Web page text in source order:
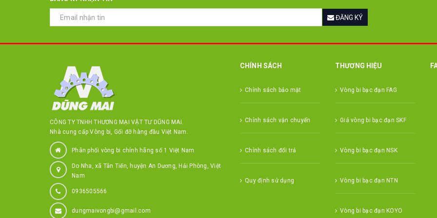
ĐĂNG KÝ
CÔNG TY TNHH THƯƠNG MẠI VẬT TƯ DŨNG MAI.
Nhà cung cấp Vòng bi, Gối đỡ hàng đầu Việt Nam.
Phân phối vòng bi chính hãng số 1 Việt Nam
Do Nha, xã Tân Tiến, huyện An Dương, Hải Phòng, Việt
Nam
0936505566
dungmaivongbi@gmail.com
CHÍNH SÁCH
Chính sách bảo mật
Chính sách vận chuyển
Chính sách đổi trả
Quy định sử dụng
THƯƠNG HIỆU
Vòng bi bạc đạn FAG
Giá vòng bi bạc đạn SKF
Vòng bi bạc đạn NSK
Vòng bi bạc đạn NTN
Vòng bi bạc đạn KOYO